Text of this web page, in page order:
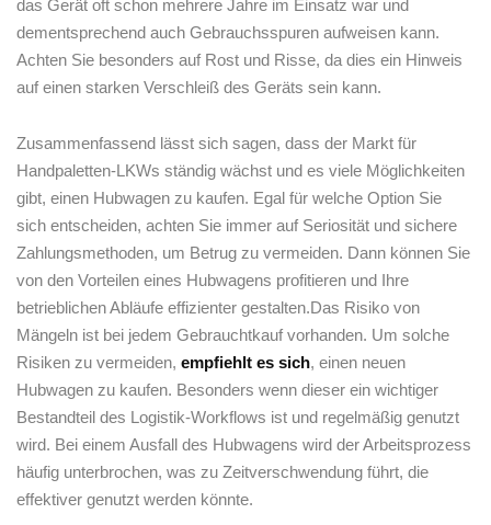
das Gerät oft schon mehrere Jahre im Einsatz war und
dementsprechend auch Gebrauchsspuren aufweisen kann.⁢
Achten Sie besonders auf Rost und Risse,⁤ da dies ein Hinweis⁣
auf einen⁣ starken Verschleiß des Geräts sein kann.
Zusammenfassend lässt ​sich sagen, dass der Markt für
Handpaletten-LKWs ständig wächst und es viele Möglichkeiten
gibt, einen Hubwagen zu kaufen. Egal für welche Option Sie
sich entscheiden, achten Sie immer auf Seriosität und sichere
Zahlungsmethoden, um Betrug zu ⁢vermeiden. Dann ⁤können Sie
von den Vorteilen eines Hubwagens profitieren und Ihre
betrieblichen Abläufe effizienter gestalten.Das Risiko von
Mängeln ist bei ‌jedem Gebrauchtkauf vorhanden. ⁤Um solche
Risiken zu vermeiden, empfiehlt es sich, einen neuen
Hubwagen zu⁤ kaufen. Besonders wenn dieser ein wichtiger
Bestandteil des Logistik-Workflows‌ ist und regelmäßig genutzt
wird. Bei einem Ausfall des Hubwagens wird der Arbeitsprozess
häufig unterbrochen, was zu Zeitverschwendung führt, die
effektiver genutzt werden könnte.